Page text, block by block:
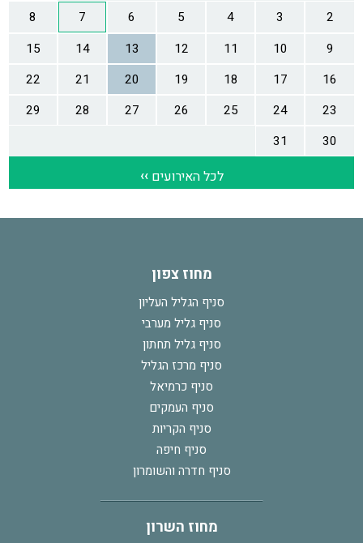
מחוז צפון
סניף הגליל העליון
סניף גליל מערבי
סניף גליל תחתון
סניף מרכז הגליל
סניף כרמיאל
סניף העמקים
סניף הקריות
סניף חיפה
סניף חדרה והשומרון
מחוז השרון